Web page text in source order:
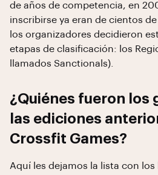
de años de competencia, en
inscribirse ya eran de cientos
los organizadores decidieron
etapas de clasificación: los
llamados Sanctionals).
¿Quiénes fueron los
las ediciones
Crossfit Games?
Aquí les dejamos la lista con